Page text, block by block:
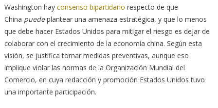
Washington hay consenso bipartidario respecto de que
China puedeplantear una amenaza estratégica, y que lo menos
que debe hacer Estados Unidos para mitigar el riesgo es dejar de
colaborar con el crecimiento de la economía china. Según esta
visión, se justifica tomar medidas preventivas, aunque eso
implique violar las normas de la Organización Mundial del
Comercio, en cuya redacción y promoción Estados Unidos tuvo
una importante participación.